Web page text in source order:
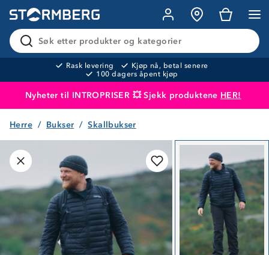
Søk etter produkter og kategorier
Rask levering
Kjøp nå, betal senere
100 dagers åpent kjøp
Nyheter til INTROPRISER 💥 Sjekk produktene HER!
Produktet er lagt i handlekurven
Herre Bukser Skallbukser